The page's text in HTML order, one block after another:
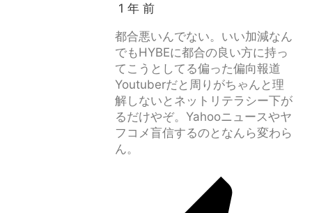
1 年 前
都合悪いんでない。いい加減なん
でもHYBEに都合の良い方に持っ
てこうとしてる偏った偏向報道
Youtuberだと周りがちゃんと理
解しないとネットリテラシー下が
るだけやぞ。Yahooニュースやヤ
フコメ盲信するのとなんら変わら
ん。